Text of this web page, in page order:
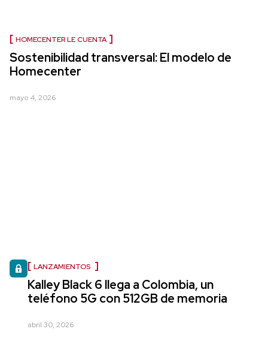
HOMECENTER LE CUENTA
Sostenibilidad transversal: El modelo de
Homecenter
mayo 4, 2026
LANZAMIENTOS
Kalley Black 6 llega a Colombia, un
teléfono 5G con 512GB de memoria
abril 30, 2026